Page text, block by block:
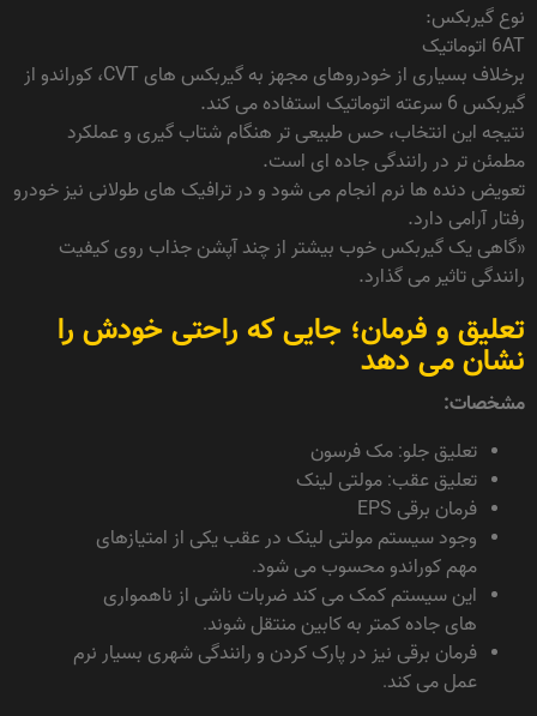
نوع گیربکس:
6AT اتوماتیک
برخلاف بسیاری از خودروهای مجهز به گیربکس های CVT، کوراندو از
گیربکس 6 سرعته اتوماتیک استفاده می کند.
نتیجه این انتخاب، حس طبیعی تر هنگام شتاب گیری و عملکرد
مطمئن تر در رانندگی جاده ای است.
تعویض دنده ها نرم انجام می شود و در ترافیک های طولانی نیز خودرو
رفتار آرامی دارد.
«گاهی یک گیربکس خوب بیشتر از چند آپشن جذاب روی کیفیت
رانندگی تاثیر می گذارد.
تعلیق و فرمان؛ جایی که راحتی خودش را
نشان می دهد
مشخصات:
تعلیق جلو: مک فرسون
تعلیق عقب: مولتی لینک
فرمان برقی EPS
وجود سیستم مولتی لینک در عقب یکی از امتیازهای
مهم کوراندو محسوب می شود.
این سیستم کمک می کند ضربات ناشی از ناهمواری
های جاده کمتر به کابین منتقل شوند.
فرمان برقی نیز در پارک کردن و رانندگی شهری بسیار نرم
عمل می کند.